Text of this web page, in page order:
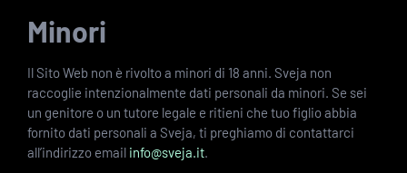
Minori
Il Sito Web non è rivolto a minori di 18 anni. Sveja non
raccoglie intenzionalmente dati personali da minori. Se sei
un genitore o un tutore legale e ritieni che tuo figlio abbia
fornito dati personali a Sveja, ti preghiamo di contattarci
all’indirizzo email info@sveja.it